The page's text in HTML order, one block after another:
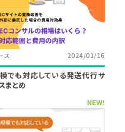
ス 2024/01/16
でも対応している発送代行サ
まとめ
NEW!